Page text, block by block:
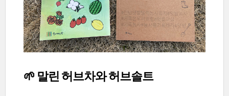
🌱 말린 허브차와 허브솔트